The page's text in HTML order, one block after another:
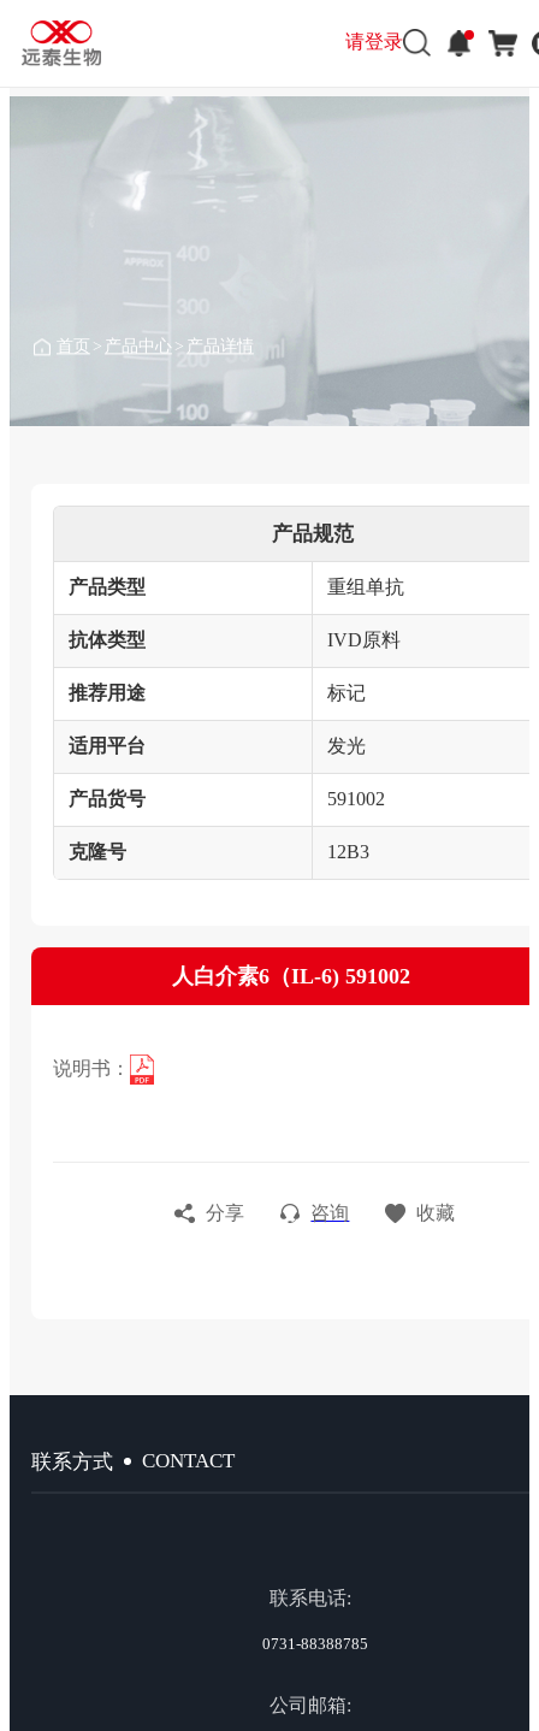
请登录
首页 > 产品中心 > 产品详情
产品规范
产品类型 重组单抗
抗体类型 IVD原料
推荐用途 标记
适用平台 发光
产品货号 591002
克隆号 12B3
人白介素6（IL-6) 591002
说明书：
分享 咨询 收藏
联系方式 CONTACT
联系电话:
0731-88388785
公司邮箱:
请登录